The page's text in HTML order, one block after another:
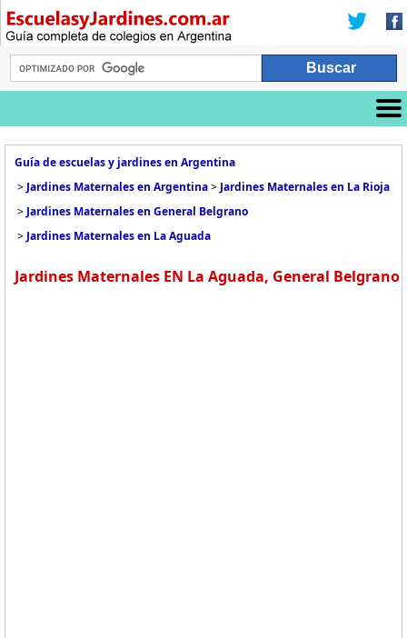
Guía de escuelas y jardines en Argentina
> Jardines Maternales en Argentina> Jardines Maternales en La Rioja
> Jardines Maternales en General Belgrano
> Jardines Maternales en La Aguada
Jardines Maternales EN La Aguada, General Belgrano